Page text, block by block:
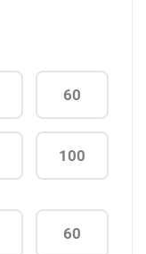
60
100
60